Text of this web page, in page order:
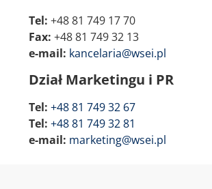
Tel: +48 81 749 17 70
Fax: +48 81 749 32 13
e-mail: kancelaria@wsei.pl
Dział Marketingu i PR
Tel: +48 81 749 32 67
Tel: +48 81 749 32 81
e-mail: marketing@wsei.pl